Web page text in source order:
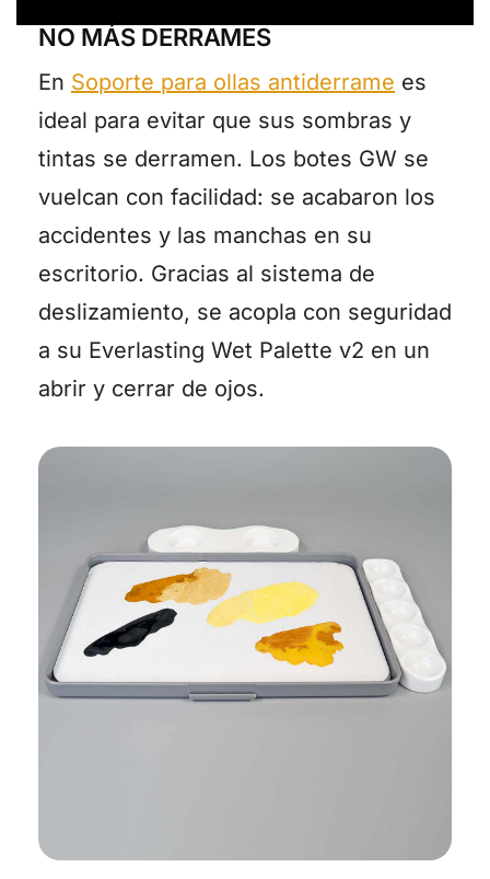
NO MÁS DERRAMES
En Soporte para ollas antiderrame es
ideal para evitar que sus sombras y
tintas se derramen. Los botes GW se
vuelcan con facilidad: se acabaron los
accidentes y las manchas en su
escritorio. Gracias al sistema de
deslizamiento, se acopla con seguridad
a su Everlasting Wet Palette v2 en un
abrir y cerrar de ojos.